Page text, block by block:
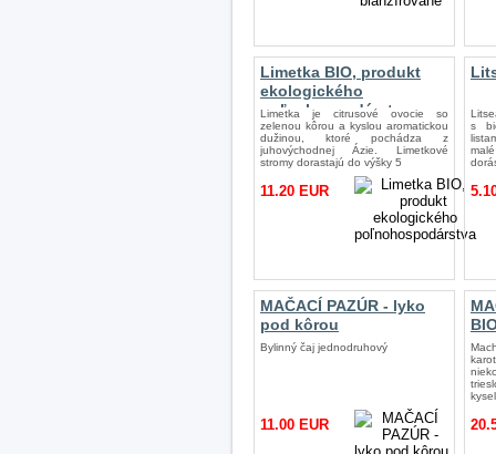
Limetka BIO, produkt
ekologického
poľnohospodárstva
Limetka je citrusové ovocie so
zelenou kôrou a kyslou aromatickou
dužinou, ktoré pochádza z
juhovýchodnej Ázie. Limetkové
stromy dorastajú do výšky 5
11.20 EUR
s
MAČACÍ PAZÚR - lyko
pod kôrou
Bylinný čaj jednodruhový
11.00 EUR